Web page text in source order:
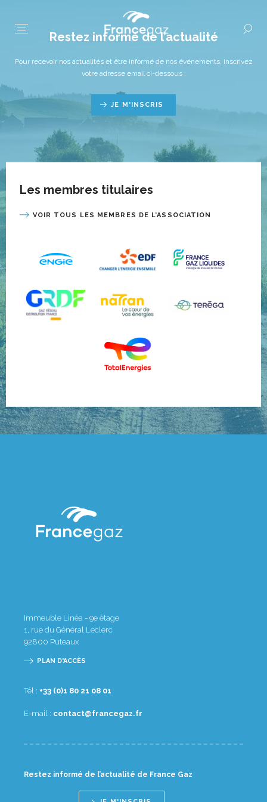
Restez informé de l’actualité
Pour recevoir nos actualités et être informé de nos événements, inscrivez
votre adresse email ci-dessous :
JE M'INSCRIS
Les membres titulaires
VOIR TOUS LES MEMBRES DE L’ASSOCIATION
Immeuble Linéa - 9e étage
1, rue du Général Leclerc
92800 Puteaux
PLAN D'ACCÈS
Tél : 10 80 12 08 1(0) 33+
E-mail : rf.zagecnarf@tcatnoc
Restez informé de l’actualité de France Gaz